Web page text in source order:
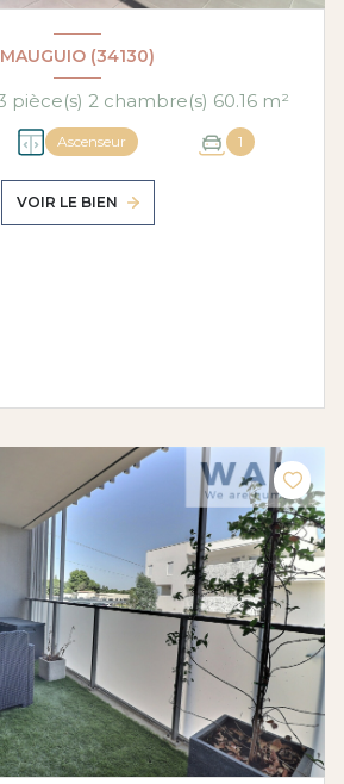
MAUGUIO (34130)
Appartement 3 pièce(s) 2 chambre(s) 60.16 m²
Ascenseur 1
VOIR LE BIEN